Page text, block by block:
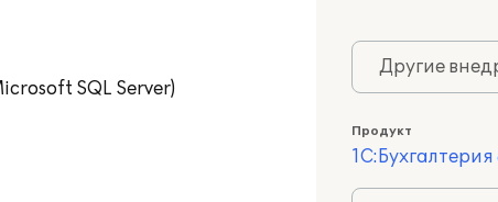
SQL Server)
Другие
Продукт
1С:Бухгалтерия